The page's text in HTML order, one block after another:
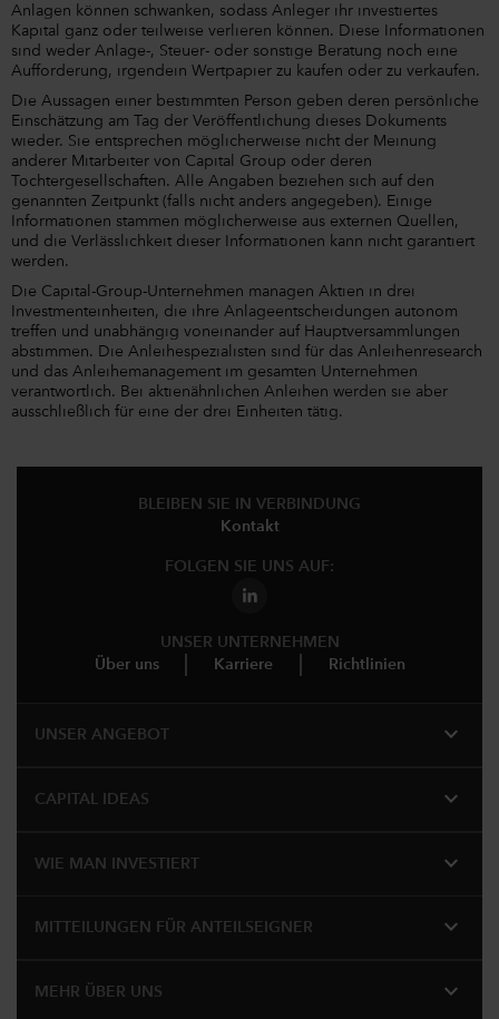
Anlagen können schwanken, sodass Anleger ihr investiertes
Kapital ganz oder teilweise verlieren können. Diese Informationen
sind weder Anlage-, Steuer- oder sonstige Beratung noch eine
Aufforderung, irgendein Wertpapier zu kaufen oder zu verkaufen.
Die Aussagen einer bestimmten Person geben deren persönliche
Einschätzung am Tag der Veröffentlichung dieses Dokuments
wieder. Sie entsprechen möglicherweise nicht der Meinung
anderer Mitarbeiter von Capital Group oder deren
Tochtergesellschaften. Alle Angaben beziehen sich auf den
genannten Zeitpunkt (falls nicht anders angegeben). Einige
Informationen stammen möglicherweise aus externen Quellen,
und die Verlässlichkeit dieser Informationen kann nicht garantiert
werden.
Die Capital-Group-Unternehmen managen Aktien in drei
Investmenteinheiten, die ihre Anlageentscheidungen autonom
treffen und unabhängig voneinander auf Hauptversammlungen
abstimmen. Die Anleihespezialisten sind für das Anleihenresearch
und das Anleihemanagement im gesamten Unternehmen
verantwortlich. Bei aktienähnlichen Anleihen werden sie aber
ausschließlich für eine der drei Einheiten tätig.
BLEIBEN SIE IN VERBINDUNG
Kontakt
FOLGEN SIE UNS AUF:
UNSER UNTERNEHMEN
Über uns
Karriere Richtlinien
UNSER ANGEBOT expand_more
CAPITAL IDEAS expand_more
WIE MAN INVESTIERT expand_more
MITTEILUNGEN FÜR ANTEILSEIGNER expand_more
MEHR ÜBER UNS expand_more